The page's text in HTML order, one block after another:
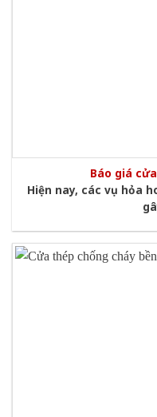
Báo giá
Hiện nay, các vụ hỏa